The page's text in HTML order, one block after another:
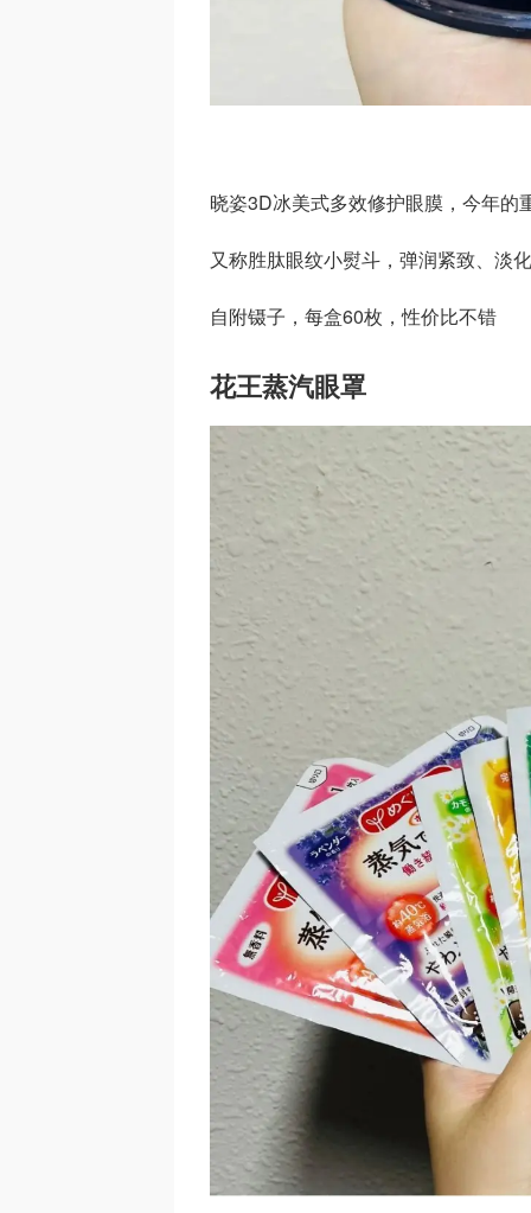
晓姿3D冰美式多效修护眼膜，今年的
又称胜肽眼纹小熨斗，弹润紧致、淡
自附镊子，每盒60枚，性价比不错
花王蒸汽眼罩